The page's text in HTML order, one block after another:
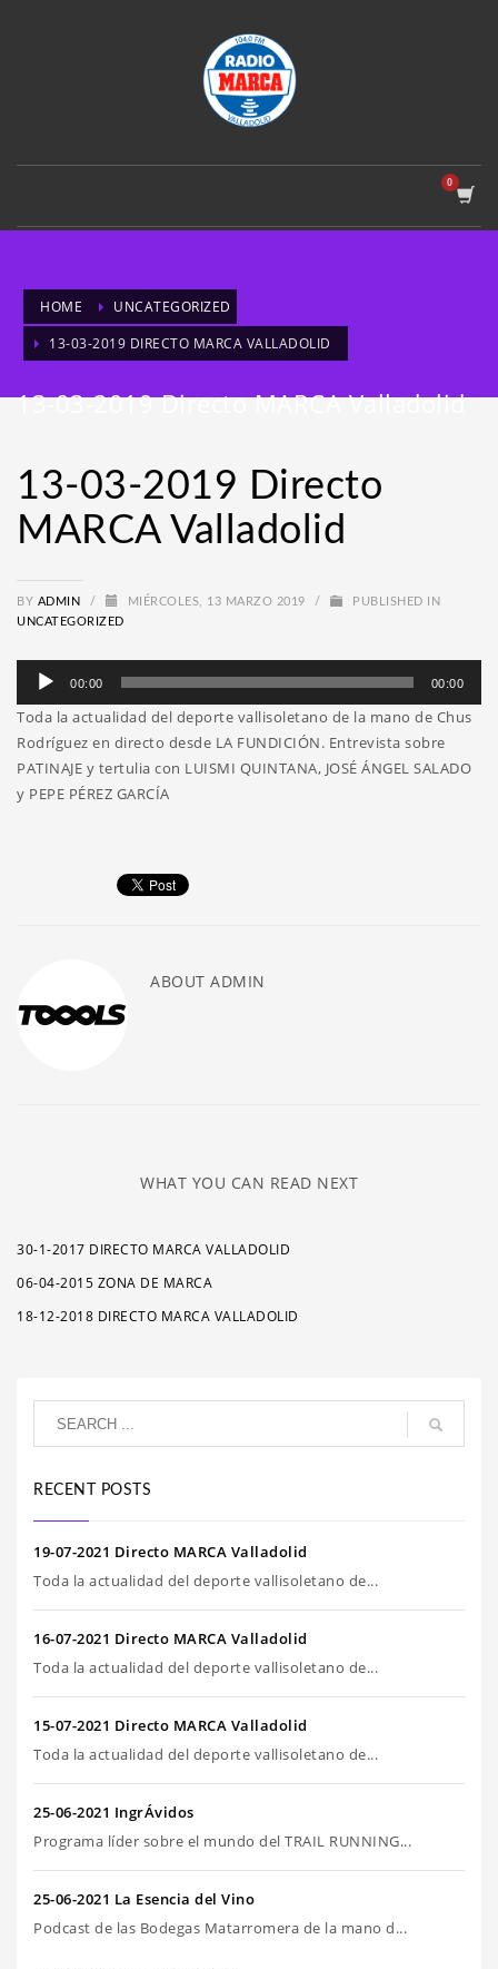
HOME
UNCATEGORIZED
13-03-2019 DIRECTO MARCA VALLADOLID
13-03-2019 Directo MARCA Valladolid
13-03-2019 Directo
MARCA Valladolid
BY ADMIN / MIÉRCOLES, 13 MARZO 2019 /
PUBLISHED IN
UNCATEGORIZED
Reproductor
audio
00:00 00:00
Toda la actualidad del deporte vallisoletano de la mano de Chus
Rodríguez en directo desde LA FUNDICIÓN. Entrevista sobre
PATINAJE y tertulia con LUISMI QUINTANA, JOSÉ ÁNGEL SALADO
y PEPE PÉREZ GARCÍA
ABOUT ADMIN
WHAT YOU CAN READ NEXT
30-1-2017 DIRECTO MARCA VALLADOLID
06-04-2015 ZONA DE MARCA
18-12-2018 DIRECTO MARCA VALLADOLID
RECENT POSTS
19-07-2021 Directo MARCA Valladolid
Toda la actualidad del deporte vallisoletano de...
16-07-2021 Directo MARCA Valladolid
Toda la actualidad del deporte vallisoletano de...
15-07-2021 Directo MARCA Valladolid
Toda la actualidad del deporte vallisoletano de...
25-06-2021 IngrÁvidos
Programa líder sobre el mundo del TRAIL RUNNING...
25-06-2021 La Esencia del Vino
Podcast de las Bodegas Matarromera de la mano d...